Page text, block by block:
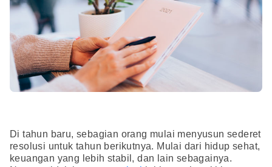
Di tahun baru, sebagian orang mulai menyusun sederet
resolusi untuk tahun berikutnya. Mulai dari hidup sehat,
keuangan yang lebih stabil, dan lain sebagainya.